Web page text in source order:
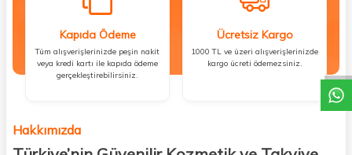
DESTEK
Kapıda Ödeme
Tüm alışverişlerinizde peşin nakit
veya kredi kartı ile kapıda ödeme
gerçekleştirebilirsiniz.
Ücretsiz Kargo
1000 TL ve üzeri alışverişlerinizde
kargo ücreti ödemezsiniz.
Hakkımızda